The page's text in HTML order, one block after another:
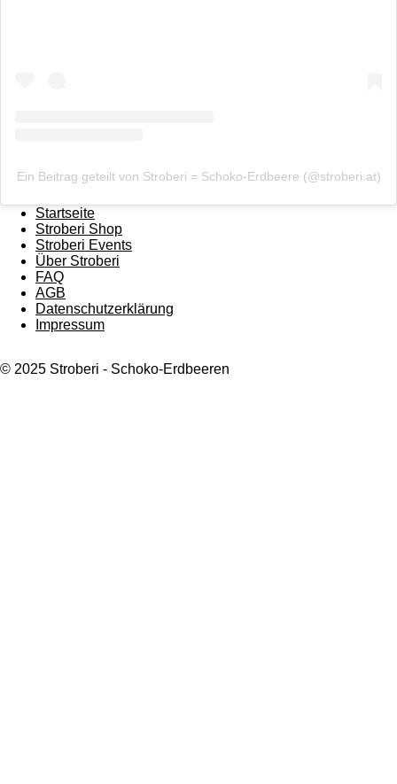
Ein Beitrag geteilt von Stroberi = Schoko-Erdbeere (@stroberi.at)
Startseite
Stroberi Shop
Stroberi Events
Über Stroberi
FAQ
AGB
Datenschutzerklärung
Impressum
© 2025 Stroberi - Schoko-Erdbeeren